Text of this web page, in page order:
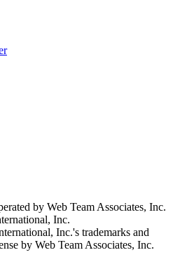
by Web Team Associates, Inc.
Inc.
Inc.'s trademarks and
by Web Team Associates, Inc.